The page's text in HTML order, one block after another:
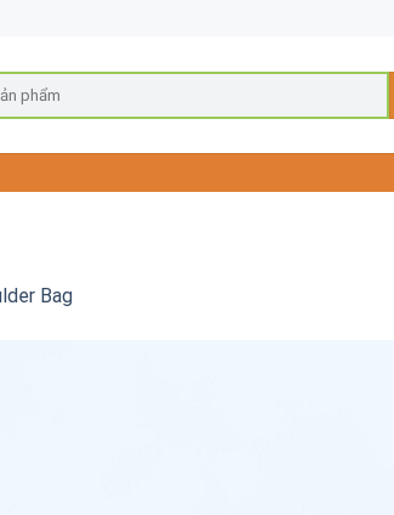
Bag